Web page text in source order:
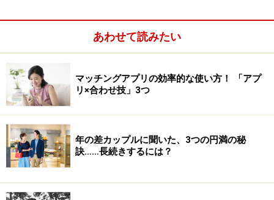
モテる男は「100%」責任を感じる
どのような場面でも、人はできるだけ責任を背負いたく
ないと考えるものです。では、あなたは自分の取り持つ
あわせて読みたい
マッチングアプリの効率的な使い方！ 「アプ
リ×合わせ技」3つ
年の差カップルに聞いた、3つの円満の秘
訣……長続きするには？